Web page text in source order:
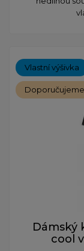
Vlastní výšivka
Doporučujeme
Dámský
cool